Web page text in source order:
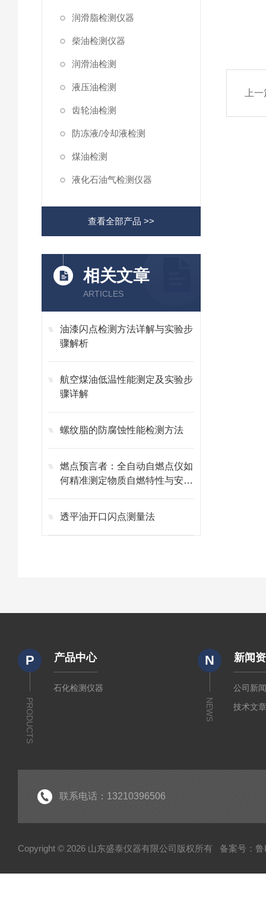
润滑脂检测仪器
柴油检测仪器
润滑油检测
液压油检测
齿轮油检测
防冻液/冷却液检测
煤油检测
液化石油气检测仪器
查看全部产品 >>
相关文章
ARTICLES
油漆闪点检测方法详解与实验步
骤解析
航空煤油低温性能测定及实验步
骤详解
螺纹脂的防腐蚀性能检测方法
燃点预言者：全自动自燃点仪如
何精准测定物质自燃特性与安全
透平油开口闪点测量法
上
P
PRODUCTS
产品中心
石化检测仪器
N
NEWS
新闻
公司新
技术文
联系电话：13210396506
Copyright © 2026 山东盛泰仪器有限公司版权所有 备案号：